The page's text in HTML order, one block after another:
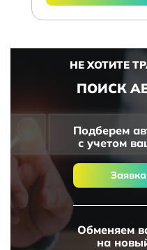
НЕ ХОТИТЕ
ПОИСК
Подберем
с учетом
Обменяем
на